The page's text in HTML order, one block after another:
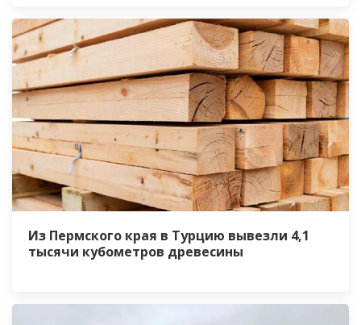
Из Пермского края в Турцию вывезли 4,1
тысячи кубометров древесины